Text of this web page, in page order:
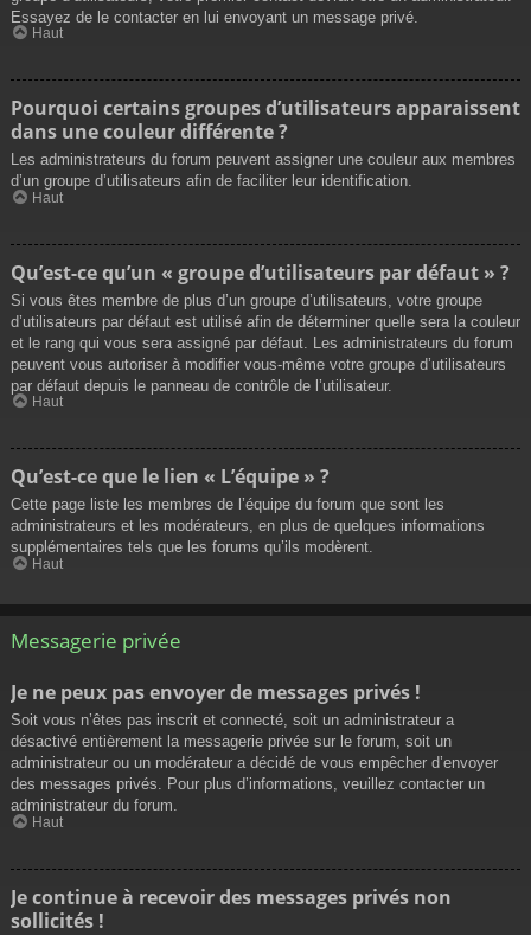
Essayez de le contacter en lui envoyant un message privé.
Haut
Pourquoi certains groupes d’utilisateurs apparaissent
dans une couleur différente ?
Les administrateurs du forum peuvent assigner une couleur aux membres
d’un groupe d’utilisateurs afin de faciliter leur identification.
Haut
Qu’est-ce qu’un « groupe d’utilisateurs par défaut » ?
Si vous êtes membre de plus d’un groupe d’utilisateurs, votre groupe
d’utilisateurs par défaut est utilisé afin de déterminer quelle sera la couleur
et le rang qui vous sera assigné par défaut. Les administrateurs du forum
peuvent vous autoriser à modifier vous-même votre groupe d’utilisateurs
par défaut depuis le panneau de contrôle de l’utilisateur.
Haut
Qu’est-ce que le lien « L’équipe » ?
Cette page liste les membres de l’équipe du forum que sont les
administrateurs et les modérateurs, en plus de quelques informations
supplémentaires tels que les forums qu’ils modèrent.
Haut
Messagerie privée
Je ne peux pas envoyer de messages privés !
Soit vous n’êtes pas inscrit et connecté, soit un administrateur a
désactivé entièrement la messagerie privée sur le forum, soit un
administrateur ou un modérateur a décidé de vous empêcher d’envoyer
des messages privés. Pour plus d’informations, veuillez contacter un
administrateur du forum.
Haut
Je continue à recevoir des messages privés non
sollicités !